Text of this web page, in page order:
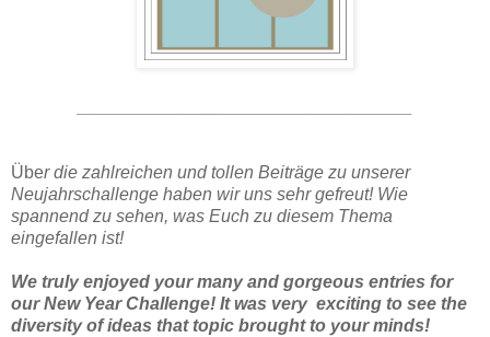
Über die zahlreichen und tollen Beiträge zu unserer
Neujahrschallenge haben wir uns sehr gefreut! Wie
spannend zu sehen, was Euch zu diesem Thema
eingefallen ist!
We truly enjoyed your many and gorgeous entries for
our New Year Challenge! It was very exciting to see the
diversity of ideas that topic brought to your minds!